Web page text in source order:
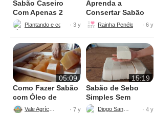
Sabão Caseiro
Com Apenas 2
Litros de Óleo
Usado
· 3 y
Aprenda a
Consertar Sabão
Caseiro
· 6 y
05:09
Como Fazer Sabão
com Óleo de
Cozinha
Vale Agrícola · 7 y
15:19
Sabão de Sebo
Simples Sem
Álcool
Diogo Santos · 4 y